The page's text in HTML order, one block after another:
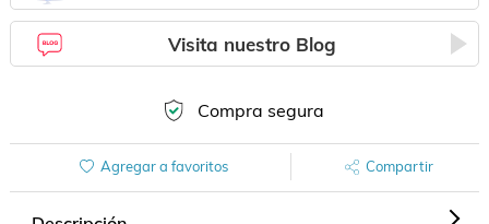
Visita nuestro Blog
Compra segura
Agregar a favoritos Compartir